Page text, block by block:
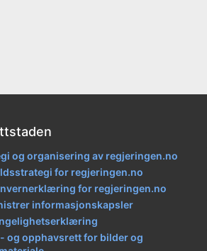
og organisering av regjeringen.no
for regjeringen.no
for regjeringen.no
informasjonskapsler
og opphavsrett for bilder og